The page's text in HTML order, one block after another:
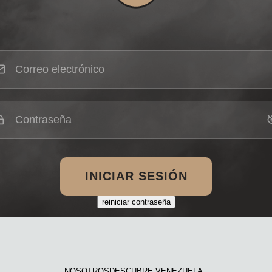
INICIAR SESIÓN
reiniciar contraseña